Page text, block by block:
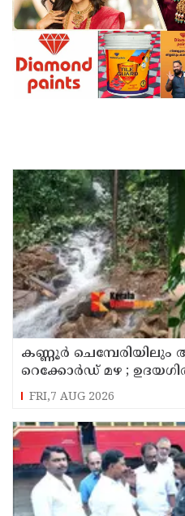
കണ്ണൂർ ചെമ്പേരിയിലും
റെക്കോർഡ് മഴ ;
ഉരുൾപൊട്ടൽ; 13 പേരെ
FRI,7 AUG 2026